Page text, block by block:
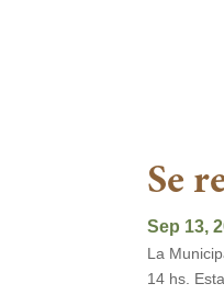
Se
Sep 13,
La
14 hs.